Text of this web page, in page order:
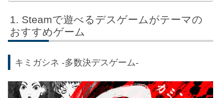
Steamで遊べるデスゲームがテーマの
おすすめゲーム
キミガシネ -多数決デスゲーム-